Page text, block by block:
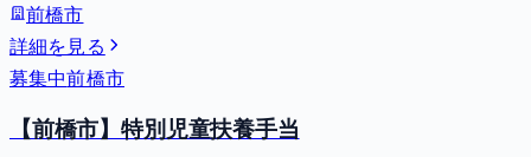
前橋市
詳細を見る
募集中前橋市
【前橋市】特別児童扶養手当